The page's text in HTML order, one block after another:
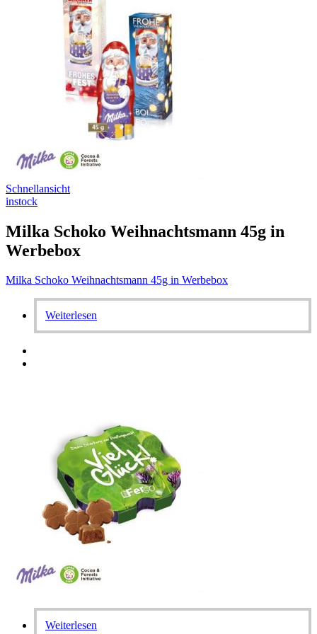
Schnellansicht
instock
Milka Schoko Weihnachtsmann 45g in
Werbebox
Milka Schoko Weihnachtsmann 45g in Werbebox
Weiterlesen
Weiterlesen